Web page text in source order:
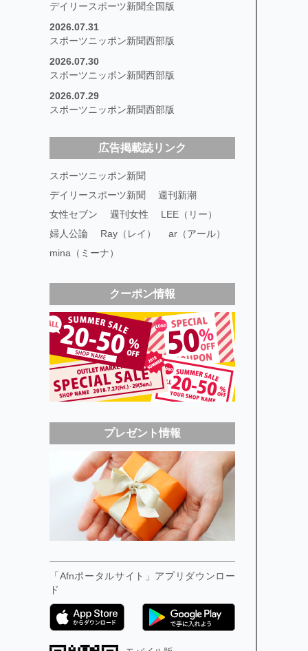
デイリースポーツ新聞全国版
2026.07.31
スポーツニッポン新聞西部版
2026.07.30
スポーツニッポン新聞西部版
2026.07.29
スポーツニッポン新聞西部版
広告掲載誌リンク
スポーツニッポン新聞
デイリースポーツ新聞
週刊新潮
女性セブン
週刊女性
LEE（リー）
婦人公論
Ray（レイ）
ar（アール）
mina（ミーナ）
クーポン情報
プレゼント情報
「Afnポータルサイト」アプリダウンロー
ド